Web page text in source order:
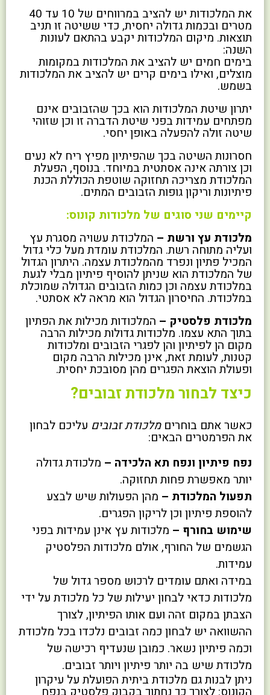
את המלכודות יש להציב במרווחים של 10 עד 40
מטרים ובכמות גדולה יחסית, כדי ששיטה זו תניב
תוצאות. מיקום המלכודות יקבע בהתאם לעונות
השנה:
בימים חמים יש להציב את המלכודות במקומות
מוצלים, ואילו בימים קרים יש להציב את המלכודות
בשמש.
יתרון שיטת המלכודות הוא בכך שהזבובים אינם
מפתחים עמידות בפני שיטת הדברה זו וכן שזוהי
שיטה זולה להפעלה באופן יחסי.
חסרונות השיטה בכך שהפיתיון מפיץ ריח לא נעים
וכן צורתה אינה אסתטית במיוחד. בנוסף, הפעלת
המלכודת מצריכה תחזוקה שוטפת הכוללת הכנת
פיתיונות וריקון גופות הזבובים המתים.
קיימים שני סוגים של מלכודות קונוס:
מלכודת עץ ורשת – המלכודת עשויה מסגרת עץ
ועליה מתוחה רשת. המלכודת עומדת מעל כלי גדול
המכיל פתיון ונפרד מהמלכודת עצמה. היתרון הגדול
של המלכודת הוא שניתן להוסיף פיתיון מבלי לגעת
במלכודת עצמה וכן כמות הזבובים הגדולה שמוכלת
במלכודת. החיסרון הגדול הוא מראה לא אסתטי.
מלכודת פלסטיק – המלכודות מכילות את הפתיון
בתוך התא עצמו. מלכודות גדולות מכילות הרבה
מקום הן לפיתיון והן לפגרי הזבובים ומלכודות
קטנות, לעומת זאת, אינן מכילות הרבה מקום
ופעולת הוצאת הפגרים מהן מסובכת יחסית.
כיצד לבחור מלכודת זבובים?
כאשר אתם בוחריםמלכודת זבובים עליכם לבחון
את הפרמטרים הבאים:
נפח פיתיון ונפח תא הלכידה – מלכודת גדולה
יותר מאפשרת פחות תחזוקה.
תפעול המלכודת – מהן הפעולות שיש לבצע
להוספת פיתיון וכן לריקון הפגרים.
שימוש בחורף – מלכודות עץ אינן עמידות בפני
הגשמים של החורף, אולם מלכודות הפלסטיק
עמידות.
במידה ואתם עומדים לרכוש מספר גדול של
מלכודות כדאי לבחון יעילות של כל מלכודת על ידי
הצבתן במקום זהה ועם אותו הפיתיון, לצורך
ההשוואה יש לבחון כמה זבובים נלכדו בכל מלכודת
וכמה פיתיון נשאר. כמובן שנעדיף רכישה של
מלכודת שיש בה יותר פיתיון ויותר זבובים.
ניתן לבנות גם מלכודת ביתית הפועלת על עיקרון